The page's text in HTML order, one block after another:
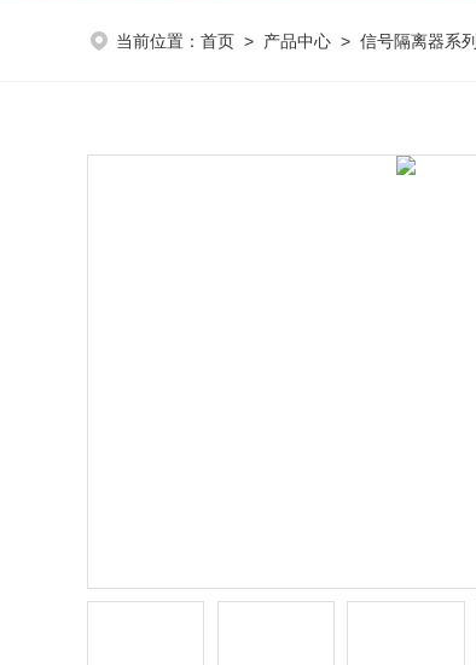
当前位置： 首页 > 产品中心 > 信号隔离器系列